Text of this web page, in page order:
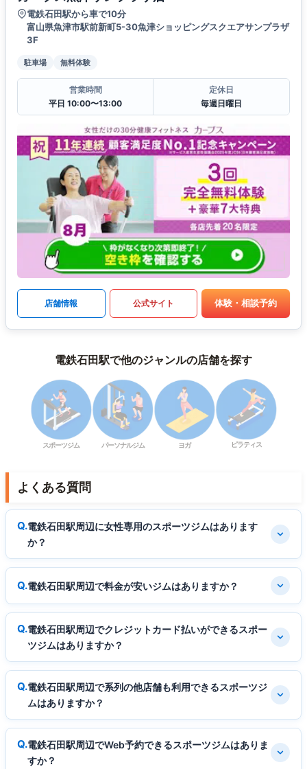
電鉄石田駅から車で10分
富山県魚津市駅前新町5-30魚津ショッピングスクエアサンプラザ
3F
駐車場 無料体験
営業時間
平日 10:00〜13:00
定休日
毎週日曜日
店舗情報 公式サイト 体験・相談予約
電鉄石田駅で他のジャンルの店舗を探す
スポーツジム パーソナルジム ヨガ ピラティス
よくある質問
電鉄石田駅周辺に女性専用のスポーツジムはあります
か？
電鉄石田駅周辺で料金が安いジムはありますか？
電鉄石田駅周辺でクレジットカード払いができるスポー
ツジムはありますか？
電鉄石田駅周辺で系列の他店舗も利用できるスポーツジ
ムはありますか？
電鉄石田駅周辺でWeb予約できるスポーツジムはありま
すか？